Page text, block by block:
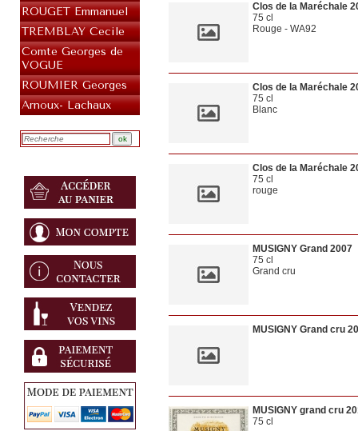
ROUGET Emmanuel
TREMBLAY Cecile
Comte Georges de
VOGUE
ROUMIER Georges
Arnoux- Lachaux
Clos de la Maréchale
75 cl
Rouge - WA92
Clos de la Maréchale
75 cl
Blanc
Clos de la Maréchale
75 cl
rouge
MUSIGNY Grand 2007
75 cl
Grand cru
MUSIGNY Grand cru
MUSIGNY grand cru
75 cl